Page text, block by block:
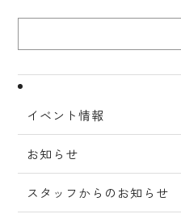
イベント情報
お知らせ
スタッフからのお知らせ